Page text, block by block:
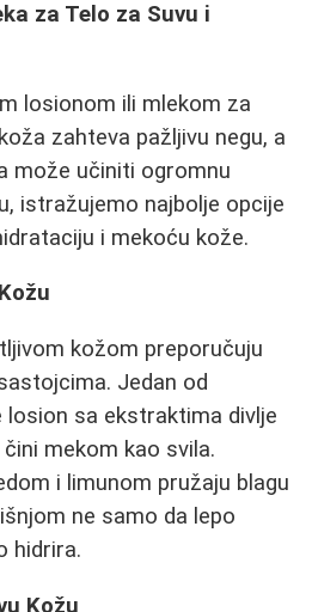
za Telo za Suvu i
losionom ili mlekom za
zahteva pažljivu negu, a
može učiniti ogromnu
istražujemo najbolje opcije
i mekoću kože.
kožom preporučuju
Jedan od
losion sa ekstraktima divlje
mekom kao svila.
i limunom pružaju blagu
ne samo da lepo
hidrira.
Kožu